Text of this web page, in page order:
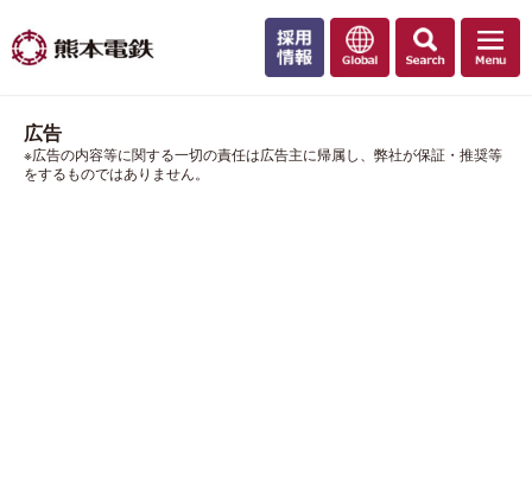
広告
※広告の内容等に関する一切の責任は広告主に帰属し、弊社が保証・推奨等
をするものではありません。